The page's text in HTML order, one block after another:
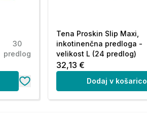
30
predlog
Tena Proskin Slip Maxi,
inkotinenčna predloga -
velikost L (24 predlog)
32,13 €
Dodaj v košarico